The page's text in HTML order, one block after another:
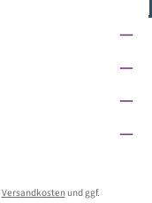
Versandkostenund ggf.